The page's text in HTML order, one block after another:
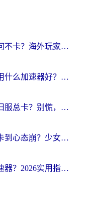
在欧洲打魔兽世界如何不卡？海外玩家的国服游戏加速终极攻略
国外玩国服英雄联盟用什么加速器好？海外党亲测有效的国服游戏加速指南
在非洲玩魔兽世界怀旧服总卡？别慌，这份指南帮你丝滑开荒
海外党必看：玩国服卡到心态崩？少女前线云图计划加速器免费推荐+碧蓝航线足球世界流畅攻略
海外打LOL用哪个加速器？2026实用指南：从延迟到设备适配，一篇解决你的国服游戏痛点